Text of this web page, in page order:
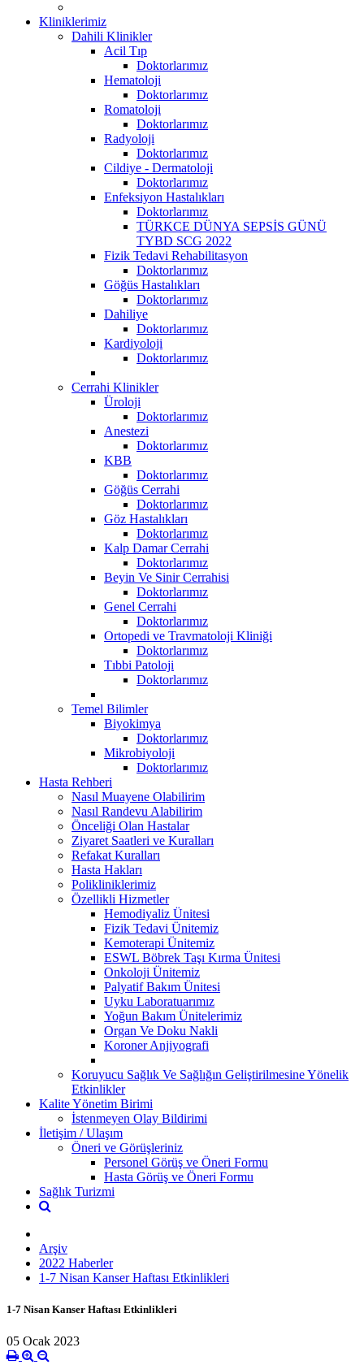
Kliniklerimiz
Dahili Klinikler
Acil Tıp
Doktorlarımız
Hematoloji
Doktorlarımız
Romatoloji
Doktorlarımız
Radyoloji
Doktorlarımız
Cildiye - Dermatoloji
Doktorlarımız
Enfeksiyon Hastalıkları
Doktorlarımız
TÜRKCE DÜNYA SEPSİS GÜNÜ
TYBD SCG 2022
Fizik Tedavi Rehabilitasyon
Doktorlarımız
Göğüs Hastalıkları
Doktorlarımız
Dahiliye
Doktorlarımız
Kardiyoloji
Doktorlarımız
Cerrahi Klinikler
Üroloji
Doktorlarımız
Anestezi
Doktorlarımız
KBB
Doktorlarımız
Göğüs Cerrahi
Doktorlarımız
Göz Hastalıkları
Doktorlarımız
Kalp Damar Cerrahi
Doktorlarımız
Beyin Ve Sinir Cerrahisi
Doktorlarımız
Genel Cerrahi
Doktorlarımız
Ortopedi ve Travmatoloji Kliniği
Doktorlarımız
Tıbbi Patoloji
Doktorlarımız
Temel Bilimler
Biyokimya
Doktorlarımız
Mikrobiyoloji
Doktorlarımız
Hasta Rehberi
Nasıl Muayene Olabilirim
Nasıl Randevu Alabilirim
Önceliği Olan Hastalar
Ziyaret Saatleri ve Kuralları
Refakat Kuralları
Hasta Hakları
Polikliniklerimiz
Özellikli Hizmetler
Hemodiyaliz Ünitesi
Fizik Tedavi Ünitemiz
Kemoterapi Ünitemiz
ESWL Böbrek Taşı Kırma Ünitesi
Onkoloji Ünitemiz
Palyatif Bakım Ünitesi
Uyku Laboratuarımız
Yoğun Bakım Ünitelerimiz
Organ Ve Doku Nakli
Koroner Anjiyografi
Koruyucu Sağlık Ve Sağlığın Geliştirilmesine Yönelik
Etkinlikler
Kalite Yönetim Birimi
İstenmeyen Olay Bildirimi
İletişim / Ulaşım
Öneri ve Görüşleriniz
Personel Görüş ve Öneri Formu
Hasta Görüş ve Öneri Formu
Sağlık Turizmi
Arşiv
2022 Haberler
1-7 Nisan Kanser Haftası Etkinlikleri
1-7 Nisan Kanser Haftası Etkinlikleri
05 Ocak 2023